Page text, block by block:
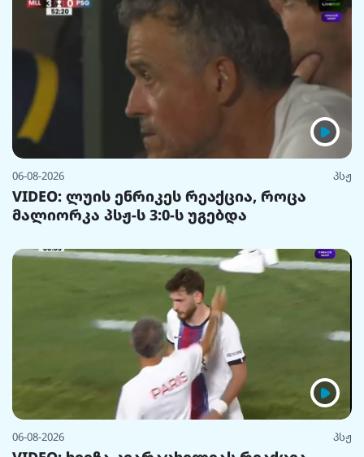
06-08-2026 პსჟ
VIDEO: ლუის ენრიკეს რეაქცია, როცა
მალიორკა პსჟ-ს 3:0-ს უგებდა
06-08-2026 პსჟ